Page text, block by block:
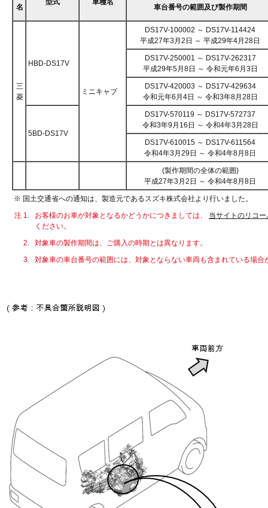
名
型式 車種名
車台番号の範囲及び製作期間
三
菱
HBD-DS17V
ミニキャブ
DS17V-100002 ～ DS17V-114424
平成27年3月2日 ～ 平成29年4月28日
DS17V-250001 ～ DS17V-262317
平成29年5月8日 ～ 令和元年6月3日
DS17V-420003 ～ DS17V-429634
令和元年6月4日 ～ 令和3年8月28日
5BD-DS17V
DS17V-570119 ～ DS17V-572737
令和3年9月16日 ～ 令和4年3月28日
DS17V-610015 ～ DS17V-611564
令和4年3月29日 ～ 令和4年8月8日
(製作期間の全体の範囲)
平成27年3月2日 ～ 令和4年8月8日
※ 国土交通省への通知は、製造元であるスズキ株式会社より行いました。
注 1.
お客様のお車が対象となるかどうかにつきましては、 当サイトのリコ
ください。
2.
対象車の製作期間は、ご購入の時期とは異なります。
3.
対象車の車台番号の範囲には、対象とならない車両も含まれている場合